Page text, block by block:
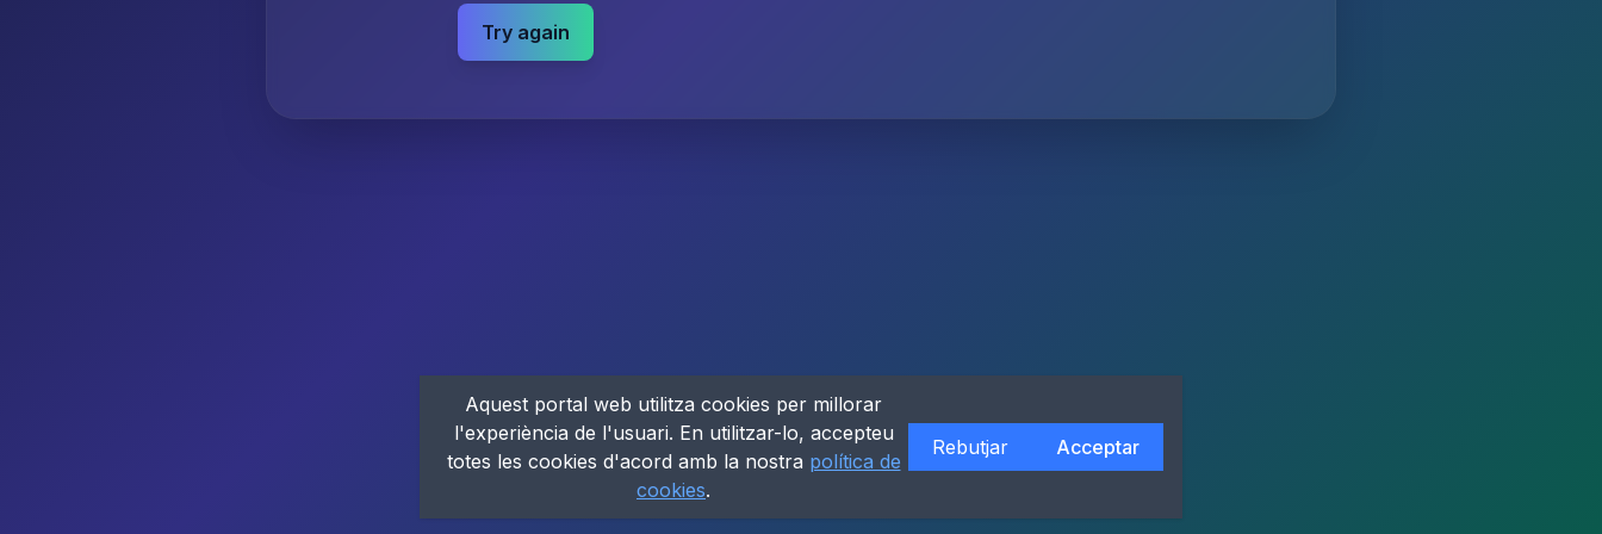
Try again
Aquest portal web utilitza cookies per millorar
l'experiència de l'usuari. En utilitzar-lo, accepteu
totes les cookies d'acord amb la nostra política de
cookies.
Rebutjar Acceptar